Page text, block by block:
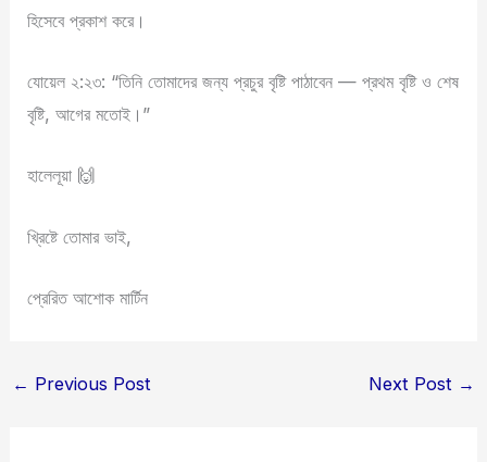
হিসেবে প্রকাশ করে।
যোয়েল ২:২৩: “তিনি তোমাদের জন্য প্রচুর বৃষ্টি পাঠাবেন — প্রথম বৃষ্টি ও শেষ
বৃষ্টি, আগের মতোই।”
হালেলূয়া 🙌
খ্রিষ্টে তোমার ভাই,
প্রেরিত আশোক মার্টিন
← Previous Post Next Post →